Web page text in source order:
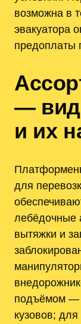
возможна в
эвакуатора
предоплаты
—
и их
для
лебёдочные
вытяжки и
подъёмом —
кузовов;